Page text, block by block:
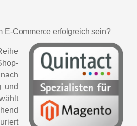
E-Commerce erfolgreich sein?
und